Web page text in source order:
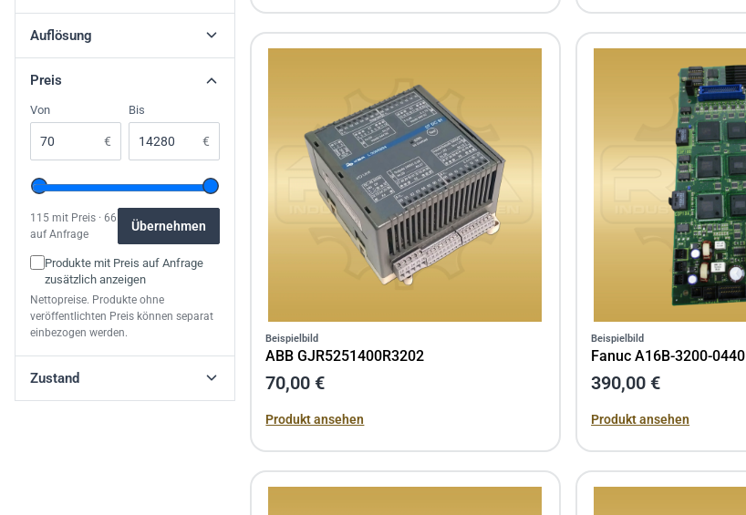
Auflösung
Preis
Von
€
Bis
€
115 mit Preis · 66
auf Anfrage
Übernehmen
Produkte mit Preis auf Anfrage
zusätzlich anzeigen
Nettopreise. Produkte ohne
veröffentlichten Preis können separat
einbezogen werden.
Zustand
Beispielbild
ABB GJR5251400R3202
70,00 €
Produkt ansehen
Beispielbild
Fanuc A16B-3200-0440
390,00 €
Produkt ansehen